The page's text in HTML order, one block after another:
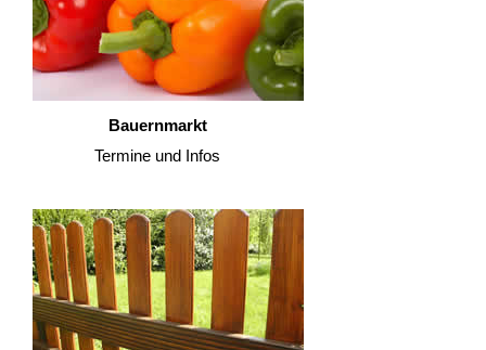
Bauernmarkt
Termine und Infos